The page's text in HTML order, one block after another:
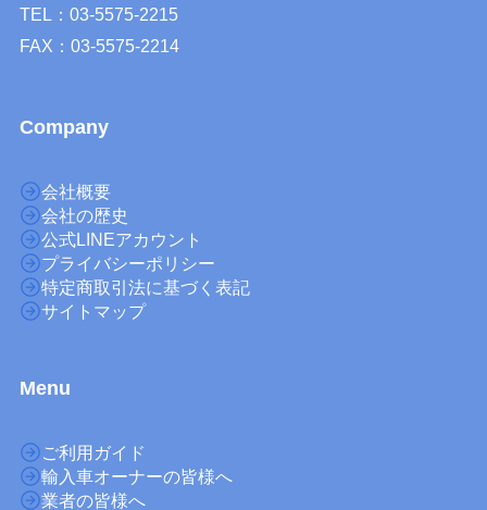
TEL：03-5575-2215
FAX：03-5575-2214
Company
会社概要
会社の歴史
公式LINEアカウント
プライバシーポリシー
特定商取引法に基づく表記
サイトマップ
Menu
ご利用ガイド
輸入車オーナーの皆様へ
業者の皆様へ